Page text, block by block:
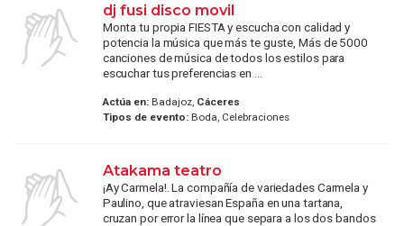
dj fusi disco movil
Monta tu propia FIESTA y escucha con calidad y
potencia la música que más te guste, Más de 5000
canciones de música de todos los estilos para
escuchar tus preferencias en ...
Actúa en:Badajoz, Cáceres
Tipos de evento:Boda, Celebraciones
Atakama teatro
¡Ay Carmela!. La compañía de variedades Carmela y
Paulino, que atraviesan España en una tartana,
cruzan por error la línea que separa a los dos bandos